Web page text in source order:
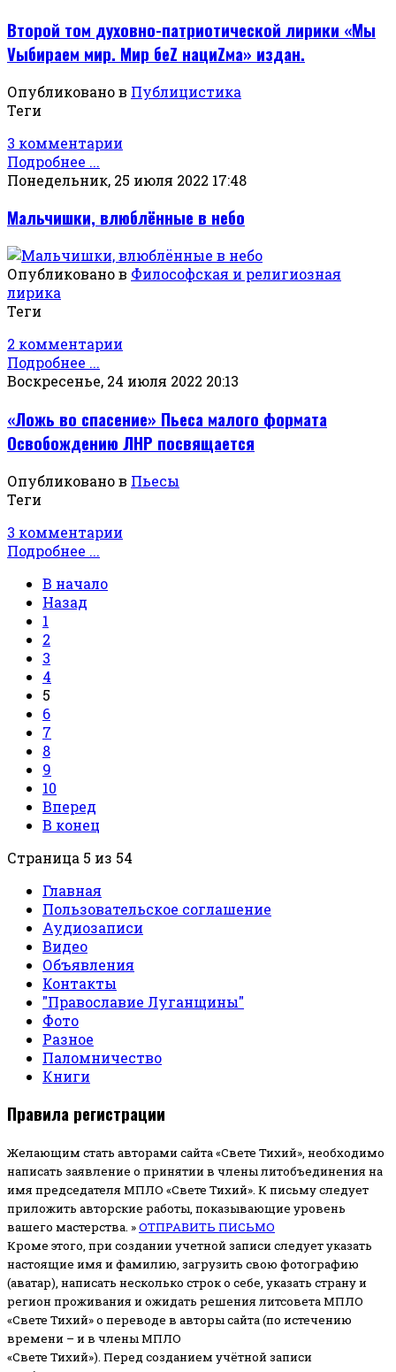
Второй том духовно-патриотической лирики «Мы
Vыбираем мир. Мир беZ нациZма» издан.
Опубликовано в Публицистика
Теги
3 комментарии
Подробнее ...
Понедельник, 25 июля 2022 17:48
Мальчишки, влюблённые в небо
Опубликовано в Философская и религиозная
лирика
Теги
2 комментарии
Подробнее ...
Воскресенье, 24 июля 2022 20:13
«Ложь во спасение» Пьеса малого формата
Освобождению ЛНР посвящается
Опубликовано в Пьесы
Теги
3 комментарии
Подробнее ...
В начало
Назад
1
2
3
4
5
6
7
8
9
10
Вперед
В конец
Страница 5 из 54
Главная
Пользовательское соглашение
Аудиозаписи
Видео
Объявления
Контакты
"Православие Луганщины"
Фото
Разное
Паломничество
Книги
Правила регистрации
Желающим стать авторами сайта «Свете Тихий», необходимо
написать заявление о принятии в члены литобъединения на
имя председателя МПЛО «Свете Тихий». К письму следует
приложить авторские работы, показывающие уровень
вашего мастерства. »ОТПРАВИТЬ ПИСЬМО
Кроме этого, при создании учетной записи следует указать
настоящие имя и фамилию, загрузить свою фотографию
(аватар), написать несколько строк о себе, указать страну и
регион проживания и ожидать решения литсовета МПЛО
«Свете Тихий» о переводе в авторы сайта (по истечению
времени – и в члены МПЛО
«Свете Тихий»). Перед созданием учётной записи